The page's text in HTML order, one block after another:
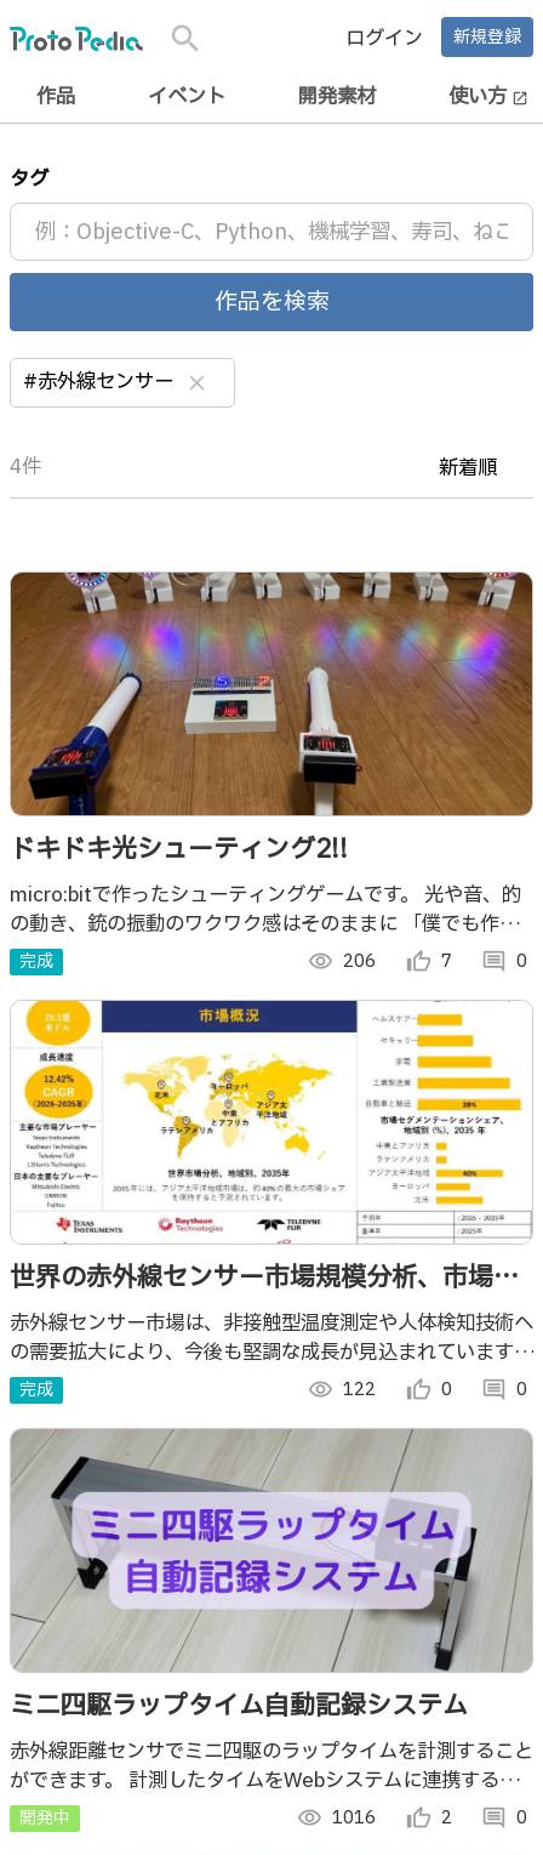
search ログイン 新規登録
作品 イベント 開発素材 使い方 open_in_new
タグ
作品を検索
#赤外線センサー clear
4件 新着順
ドキドキ光シューティング2!!
micro:bitで作ったシューティングゲームです。 光や音、的
の動き、銃の振動のワクワク感はそのままに 「僕でも作れ
るかも」「私も作りたい」と思ってもらえるように工夫しま
した。
完成 visibility 206 thumb_up_alt 7 comment 0
世界の赤外線センサー市場規模分析、市場動
向、成長機会、技術革新、主要企業別インサ
イト – 2026年
赤外線センサー市場は、非接触型温度測定や人体検知技術へ
の需要拡大により、今後も堅調な成長が見込まれています。
本ブログでは、世界および日本市場の動向、主要な用途分
野、成長要因、課題について簡潔に解説し、
完成 visibility 122 thumb_up_alt 0 comment 0
ミニ四駆ラップタイム自動記録システム
赤外線距離センサでミニ四駆のラップタイムを計測すること
ができます。 計測したタイムをWebシステムに連携するこ
とでタイムに紐づいたユーザとマシン情報をラクに管理する
ことができます。
開発中 visibility 1016 thumb_up_alt 2 comment 0